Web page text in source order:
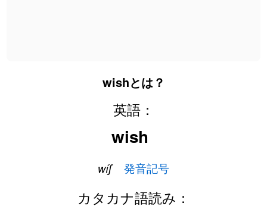
wishとは？
英語：
wish
wíʃ 発音記号
カタカナ語読み：